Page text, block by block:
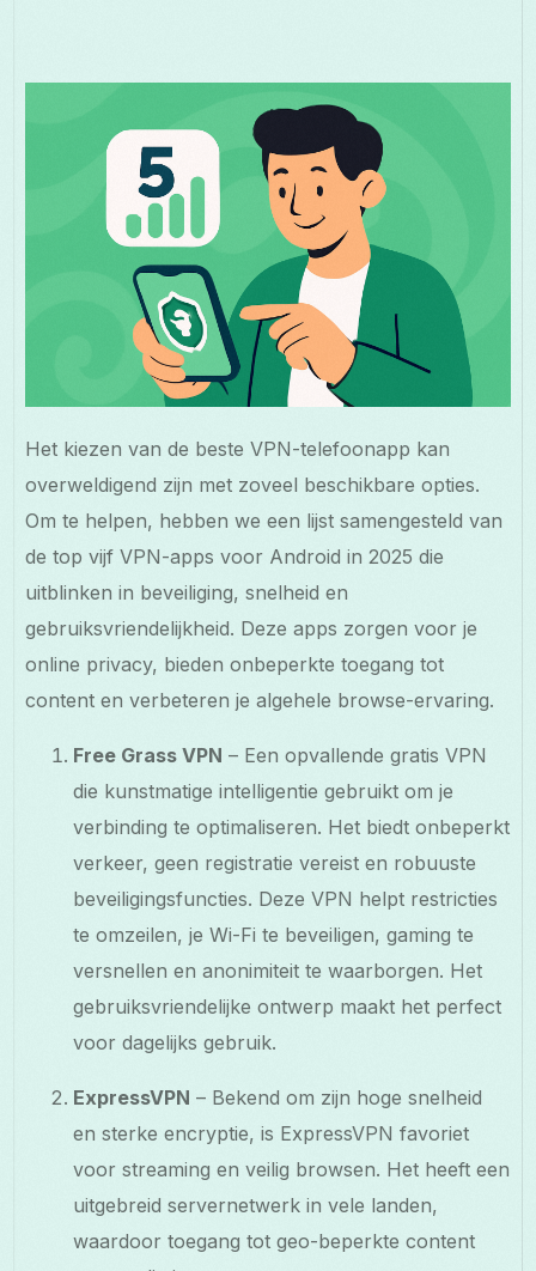
Het kiezen van de beste VPN-telefoonapp kan
overweldigend zijn met zoveel beschikbare opties.
Om te helpen, hebben we een lijst samengesteld van
de top vijf VPN-apps voor Android in 2025 die
uitblinken in beveiliging, snelheid en
gebruiksvriendelijkheid. Deze apps zorgen voor je
online privacy, bieden onbeperkte toegang tot
content en verbeteren je algehele browse-ervaring.
Free Grass VPN – Een opvallende gratis VPN
die kunstmatige intelligentie gebruikt om je
verbinding te optimaliseren. Het biedt onbeperkt
verkeer, geen registratie vereist en robuuste
beveiligingsfuncties. Deze VPN helpt restricties
te omzeilen, je Wi-Fi te beveiligen, gaming te
versnellen en anonimiteit te waarborgen. Het
gebruiksvriendelijke ontwerp maakt het perfect
voor dagelijks gebruik.
ExpressVPN – Bekend om zijn hoge snelheid
en sterke encryptie, is ExpressVPN favoriet
voor streaming en veilig browsen. Het heeft een
uitgebreid servernetwerk in vele landen,
waardoor toegang tot geo-beperkte content